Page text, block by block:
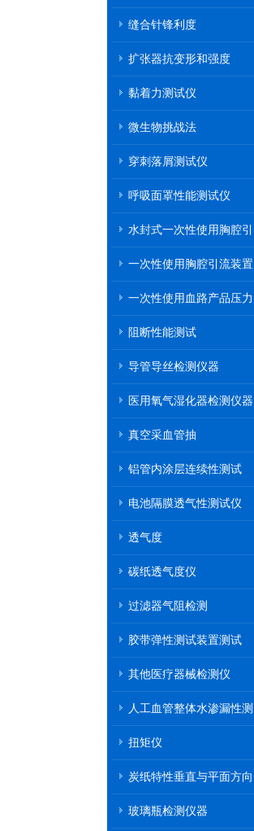
缝合针锋利度
扩张器抗变形和强度
黏着力测试仪
微生物挑战法
穿刺落屑测试仪
呼吸面罩性能测试仪
水封式一次性使用胸腔引
一次性使用胸腔引流装置
一次性使用血路产品压力
阻断性能测试
导管导丝检测仪器
医用氧气湿化器检测仪器
真空采血管抽
铝管内涂层连续性测试
电池隔膜透气性测试仪
透气度
碳纸透气度仪
过滤器气阻检测
胶带弹性测试装置测试
其他医疗器械检测仪
人工血管整体水渗漏性测
扭矩仪
炭纸特性垂直与平面方向
玻璃瓶检测仪器